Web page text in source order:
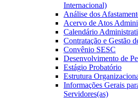
Internacional)
Análise dos
Acervo de Atos
Calendário
Contratação e Gestão
Convênio SESC
Desenvolvimento de
Estágio Probatório
Estrutura
Informações Gerais
Servidores(as)